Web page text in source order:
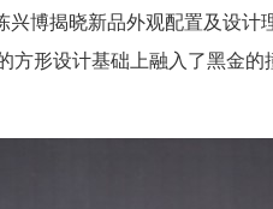
兴博揭晓新品外观配置及设
方形设计基础上融入了黑金